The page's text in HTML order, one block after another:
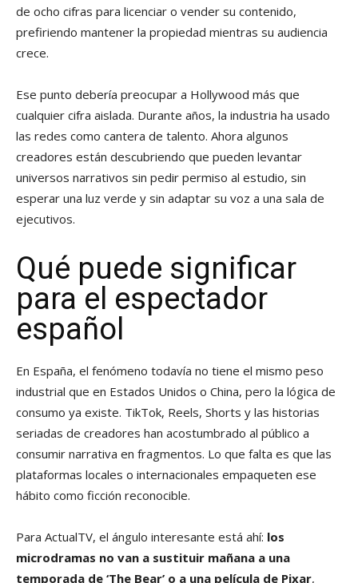
de ocho cifras para licenciar o vender su contenido,
prefiriendo mantener la propiedad mientras su audiencia
crece.
Ese punto debería preocupar a Hollywood más que
cualquier cifra aislada. Durante años, la industria ha usado
las redes como cantera de talento. Ahora algunos
creadores están descubriendo que pueden levantar
universos narrativos sin pedir permiso al estudio, sin
esperar una luz verde y sin adaptar su voz a una sala de
ejecutivos.
Qué puede significar
para el espectador
español
En España, el fenómeno todavía no tiene el mismo peso
industrial que en Estados Unidos o China, pero la lógica de
consumo ya existe. TikTok, Reels, Shorts y las historias
seriadas de creadores han acostumbrado al público a
consumir narrativa en fragmentos. Lo que falta es que las
plataformas locales o internacionales empaqueten ese
hábito como ficción reconocible.
Para ActualTV, el ángulo interesante está ahí: los
microdramas no van a sustituir mañana a una
temporada de ‘The Bear’ o a una película de Pixar,